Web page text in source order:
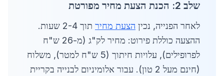
שלב 2: הכנת הצעת מחיר מפורטת
לאחר הפנייה, נכין הצעת מחיר
תוך 2-4 שעות.
ההצעה כוללת פירוט: מחיר לק"ג (מ-26 ש"ח
לפרופילים), עלויות חיתוך (5 ש"ח למטר), משלוח
(חינם מעל 2 טון). עבור אלומיניום לבנייה בקריית